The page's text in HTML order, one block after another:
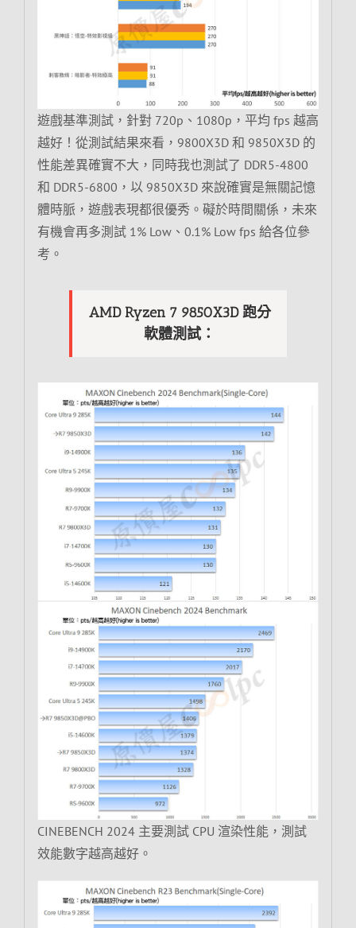
遊戲基準測試，針對 720p、1080p，平均 fps 越高
越好！從測試結果來看，9800X3D 和 9850X3D 的
性能差異確實不大，同時我也測試了 DDR5-4800
和 DDR5-6800，以 9850X3D 來說確實是無關記憶
體時脈，遊戲表現都很優秀。礙於時間關係，未來
有機會再多測試 1% Low、0.1% Low fps 給各位參
考。
AMD Ryzen 7 9850X3D 跑分
軟體測試：
CINEBENCH 2024 主要測試 CPU 渲染性能，測試
效能數字越高越好。